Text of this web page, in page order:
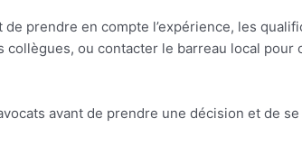
prendre en compte l’expérience, les
ou contacter le barreau local
avant de prendre une décision et de